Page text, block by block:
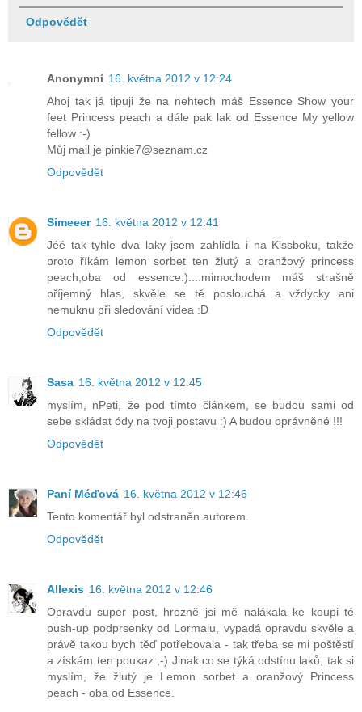
Odpovědět
Anonymní 16. května 2012 v 12:24
Ahoj tak já tipuji že na nehtech máš Essence Show your
feet Princess peach a dále pak lak od Essence My yellow
fellow :-)
Můj mail je pinkie7@seznam.cz
Odpovědět
Simeeer 16. května 2012 v 12:41
Jéé tak tyhle dva laky jsem zahlídla i na Kissboku, takže
proto říkám lemon sorbet ten žlutý a oranžový princess
peach,oba od essence:)....mimochodem máš strašně
příjemný hlas, skvěle se tě poslouchá a vždycky ani
nemuknu při sledování videa :D
Odpovědět
Sasa 16. května 2012 v 12:45
myslím, nPeti, že pod tímto článkem, se budou sami od
sebe skládat ódy na tvoji postavu :) A budou oprávněné !!!
Odpovědět
Paní Méďová 16. května 2012 v 12:46
Tento komentář byl odstraněn autorem.
Odpovědět
Allexis 16. května 2012 v 12:46
Opravdu super post, hrozně jsi mě nalákala ke koupi té
push-up podprsenky od Lormalu, vypadá opravdu skvěle a
právě takou bych těď potřebovala - tak třeba se mi poštěstí
a získám ten poukaz ;-) Jinak co se týká odstínu laků, tak si
myslím, že žlutý je Lemon sorbet a oranžový Princess
peach - oba od Essence.